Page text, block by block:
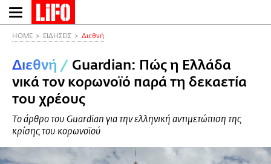
Παράκαμψη
προς
περιεχόμενο
HOME ΕΙΔΗΣΕΙΣ Διεθνή
Διεθνή / Guardian: Πώς η Ελλάδα
νικά τον κορωνοϊό παρά τη δεκαετία
του χρέους
Το άρθρο του Guardian για την ελληνική αντιμετώπιση της
κρίσης του κορωνοϊού